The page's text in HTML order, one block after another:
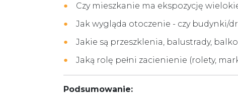
Czy mieszkanie ma ekspozycję
Jak wygląda otoczenie - czy budynki/
Jakie są przeszklenia, balustrady,
Jaką rolę pełni zacienienie (rolety,
Podsumowanie: